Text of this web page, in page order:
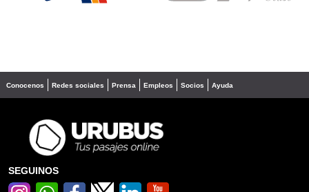
Conocenos Redes sociales Prensa Empleos Socios Ayuda
SEGUINOS